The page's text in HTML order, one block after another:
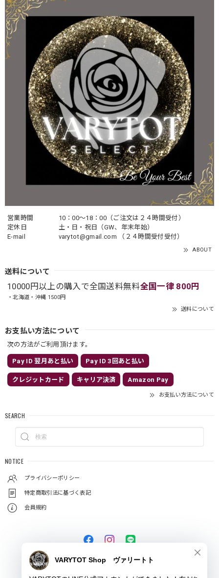
営業時間
10：00〜18：00（ご注文は２４時間受付）
定休日
土・日・祝日（GW、年末年始）
E-mail
varytot@gmail.com （２４時間受付受付）
ABOUT
送料について
10000円以上の購入で全国送料無料全国一律 800円
・北海道・沖縄 1500円
送料について
お支払い方法について
次の方法がご利用頂けます。
Pay ID 翌月あと払い Pay ID 3回あと払い
クレジットカード キャリア決済 Amazon Pay
お支払い方法について
SEARCH
NOTICE
プライバシーポリシー
特定商取引法に基づく表記
会員規約